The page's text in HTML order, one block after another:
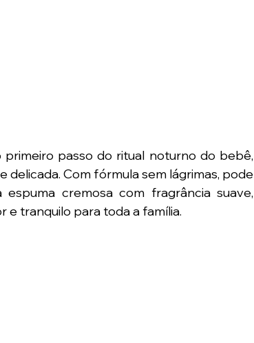
passo do ritual noturno do bebê,
delicada. Com fórmula sem lágrimas, pode
cremosa com fragrância suave,
e tranquilo para toda a família.